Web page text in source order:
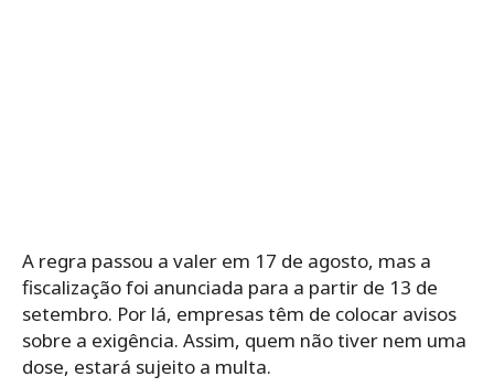
A regra passou a valer em 17 de agosto, mas a
fiscalização foi anunciada para a partir de 13 de
setembro. Por lá, empresas têm de colocar avisos
sobre a exigência. Assim, quem não tiver nem uma
dose, estará sujeito a multa.